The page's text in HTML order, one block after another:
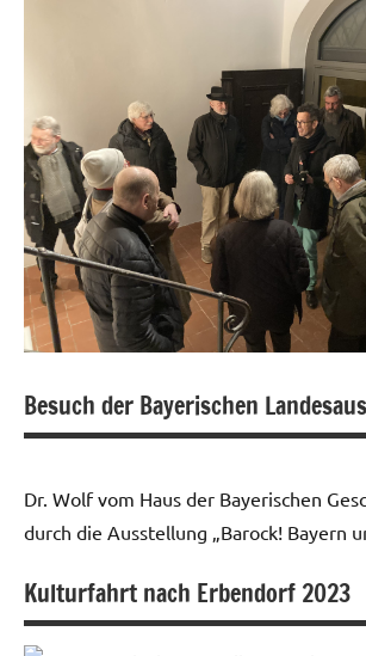
Allgemein
Treffen
Besuch der Bayerischen
Dr. Wolf vom Haus der Bayerischen
durch die Ausstellung „Barock! Bayern
Fotogalerie
Kulturfahrt nach Erbendorf 2023